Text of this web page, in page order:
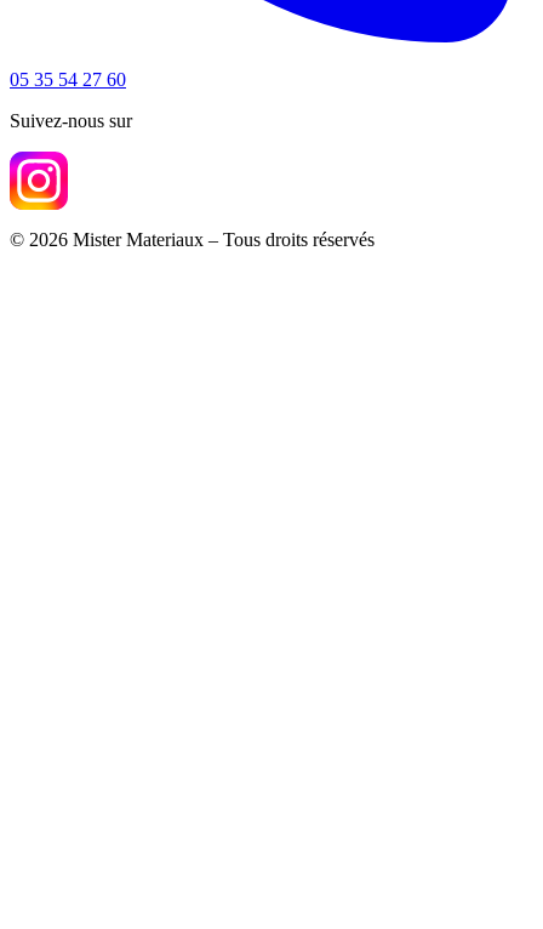
05 35 54 27 60
Suivez-nous sur
© 2026 Mister Materiaux – Tous droits réservés